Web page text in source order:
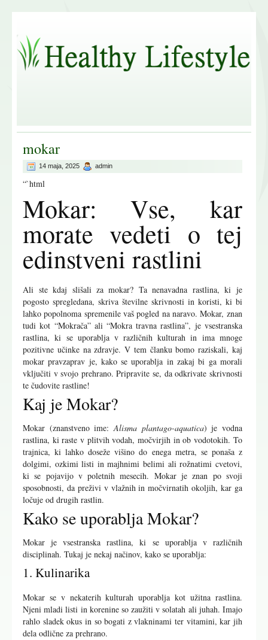
mokar
14 maja, 2025 admin
“`html
Mokar: Vse, kar
morate vedeti o tej
edinstveni rastlini
Ali ste kdaj slišali za mokar? Ta nenavadna rastlina, ki je
pogosto spregledana, skriva številne skrivnosti in koristi, ki bi
lahko popolnoma spremenile vaš pogled na naravo. Mokar, znan
tudi kot “Mokrača” ali “Mokra travna rastlina”, je vsestranska
rastlina, ki se uporablja v različnih kulturah in ima mnoge
pozitivne učinke na zdravje. V tem članku bomo raziskali, kaj
mokar pravzaprav je, kako se uporablja in zakaj bi ga morali
vključiti v svojo prehrano. Pripravite se, da odkrivate skrivnosti
te čudovite rastline!
Kaj je Mokar?
Mokar (znanstveno ime:Alisma plantago-aquatica) je vodna
rastlina, ki raste v plitvih vodah, močvirjih in ob vodotokih. To
trajnica, ki lahko doseže višino do enega metra, se ponaša z
dolgimi, ozkimi listi in majhnimi belimi ali rožnatimi cvetovi,
ki se pojavijo v poletnih mesecih. Mokar je znan po svoji
sposobnosti, da preživi v vlažnih in močvirnatih okoljih, kar ga
ločuje od drugih rastlin.
Kako se uporablja Mokar?
Mokar je vsestranska rastlina, ki se uporablja v različnih
disciplinah. Tukaj je nekaj načinov, kako se uporablja:
1. Kulinarika
Mokar se v nekaterih kulturah uporablja kot užitna rastlina.
Njeni mladi listi in korenine so zaužiti v solatah ali juhah. Imajo
rahlo sladek okus in so bogati z vlakninami ter vitamini, kar jih
dela odlične za prehrano.